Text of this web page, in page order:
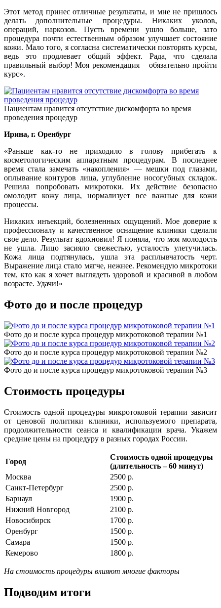
Этот метод принес отличные результаты, и мне не пришлось
делать дополнительные процедуры. Никаких уколов,
операций, наркозов. Пусть времени ушло больше, зато
процедура почти естественным образом улучшает состояние
кожи. Мало того, я согласна систематически повторять курсы,
ведь это продлевает общий эффект. Рада, что сделала
правильный выбор! Моя рекомендация – обязательно пройти
курс».
Пациентам нравится отсутствие дискомфорта во время
проведения процедур
Ирина, г. Оренбург
«Раньше как-то не приходило в голову прибегать к
косметологическим аппаратным процедурам. В последнее
время стала замечать «накопления» — мешки под глазами,
оплывание контуров лица, углубление носогубных складок.
Решила попробовать микротоки. Их действие безопасно
омолодит кожу лица, нормализует все важные для кожи
процессы.
Никаких инъекций, болезненных ощущений. Мое доверие к
профессионалу и качественное оснащение клиники сделали
свое дело. Результат вдохновил! Я поняла, что моя молодость
не ушла. Лицо засияло свежестью, усталость улетучилась.
Кожа лица подтянулась, ушла эта расплывчатость черт.
Выражение лица стало мягче, нежнее. Рекомендую микротоки
тем, кто как я хочет выглядеть здоровой и красивой в любом
возрасте. Удачи!»
Фото до и после процедур
Фото до и после курса процедур микротоковой терапии №1
Фото до и после курса процедур микротоковой терапии №2
Фото до и после курса процедур микротоковой терапии №3
Стоимость процедуры
Стоимость одной процедуры микротоковой терапии зависит
от ценовой политики клиники, используемого препарата,
продолжительности сеанса и квалификации врача. Укажем
средние цены на процедуру в разных городах России.
Город
Стоимость одной процедуры
(длительность – 60 минут)
Москва
2500 р.
Санкт-Петербург
2500 р.
Барнаул
1900 р.
Нижний Новгород
2100 р.
Новосибирск
1700 р.
Оренбург
1500 р.
Самара
1500 р.
Кемерово
1800 р.
На стоимость процедуры влияют многие факторы
Подводим итоги